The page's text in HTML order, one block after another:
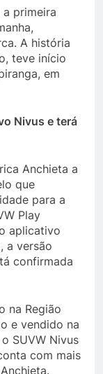
a primeira
A história
teve início
em
Nivus e terá
Anchieta a
que
para a
Play
aplicativo
a versão
confirmada
na Região
e vendido na
SUVW Nivus
com mais